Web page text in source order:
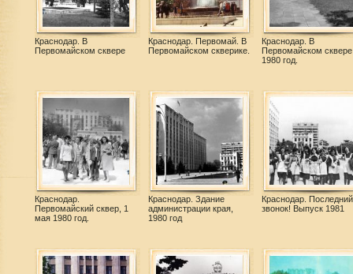
Краснодар. В
Первомайском сквере
Краснодар. Первомай. В
Первомайском скверике.
Краснодар. В
Первомайском
1980 год.
Краснодар.
Первомайский сквер, 1
мая 1980 год.
Краснодар. Здание
администрации края,
1980 год
Краснодар. Последний
звонок! Выпуск 1981